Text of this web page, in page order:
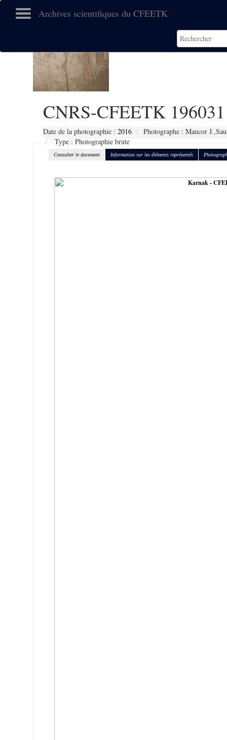
Archives scientifiques du CFEETK
CNRS-CFEETK 196031
Date de la photographie : 2016
Photographe : Maucor
Type : Photographie brute
Consulter le document Information sur les éléments représentés